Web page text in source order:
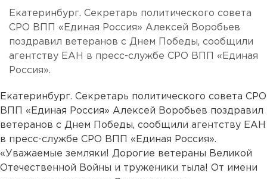
Екатеринбург. Секретарь политического совета
СРО ВПП «Единая Россия» Алексей Воробьев
поздравил ветеранов с Днем Победы, сообщили
агентству ЕАН в пресс-службе СРО ВПП «Единая
Россия».
Екатеринбург. Секретарь политического совета СРО
ВПП «Единая Россия» Алексей Воробьев поздравил
ветеранов с Днем Победы, сообщили агентству ЕАН
в пресс-службе СРО ВПП «Единая Россия».
«Уважаемые земляки! Дорогие ветераны Великой
Отечественной Войны и труженики тыла! От имени